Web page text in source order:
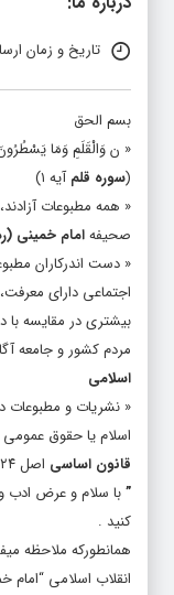
تاریخ و زمان ارسال: 20 شهریور
بسم الحق
« ن وَالْقَلَمِ وَمَا
( سوره قلمآیه ۱)
« همه مطبوعات
صحیفهامام خمینی
« دست‌ اندرکاران‌
اجتماعی‌ دارای‌
بیشتری‌ در مقایسه‌ با
مردم‌ کشور و جامعه‌
اسلامی
« نشریات و مطبوعات
اسلام یا حقوق
قانون اساسی اصل ۲۴
”با سلام و عرض ادب و
کنید .
همانطورکه ملاحظه
انقلاب اسلامی
دارای اهمیت و